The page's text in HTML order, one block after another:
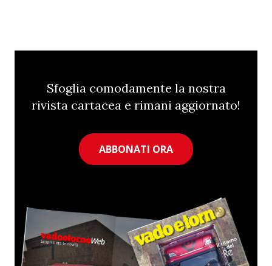
Sfoglia comodamente la nostra
rivista cartacea e rimani aggiornato!
ABBONATI ORA